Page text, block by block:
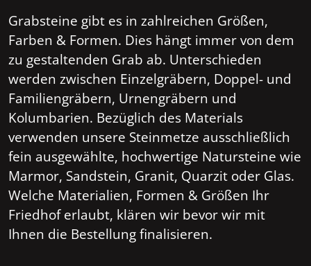
Grabsteine gibt es in zahlreichen Größen,
Farben & Formen. Dies hängt immer von dem
zu gestaltenden Grab ab. Unterschieden
werden zwischen Einzelgräbern, Doppel- und
Familiengräbern, Urnengräbern und
Kolumbarien. Bezüglich des Materials
verwenden unsere Steinmetze ausschließlich
fein ausgewählte, hochwertige Natursteine wie
Marmor, Sandstein, Granit, Quarzit oder Glas.
Welche Materialien, Formen & Größen Ihr
Friedhof erlaubt, klären wir bevor wir mit
Ihnen die Bestellung finalisieren.